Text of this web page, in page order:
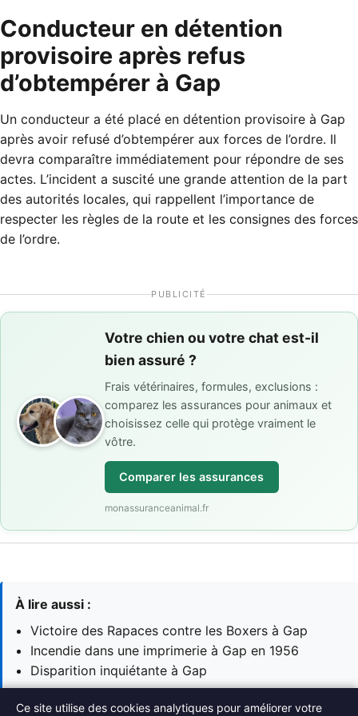
Conducteur en détention
provisoire après refus
d’obtempérer à Gap
Un conducteur a été placé en détention provisoire à Gap
après avoir refusé d’obtempérer aux forces de l’ordre. Il
devra comparaître immédiatement pour répondre de ses
actes. L’incident a suscité une grande attention de la part
des autorités locales, qui rappellent l’importance de
respecter les règles de la route et les consignes des forces
de l’ordre.
PUBLICITÉ
Votre chien ou votre chat est-il
bien assuré ?
Frais vétérinaires, formules, exclusions :
comparez les assurances pour animaux et
choisissez celle qui protège vraiment le
vôtre.
Comparer les assurances
monassuranceanimal.fr
À lire aussi :
Victoire des Rapaces contre les Boxers à Gap
Incendie dans une imprimerie à Gap en 1956
Disparition inquiétante à Gap
Ce site utilise des cookies analytiques pour améliorer votre